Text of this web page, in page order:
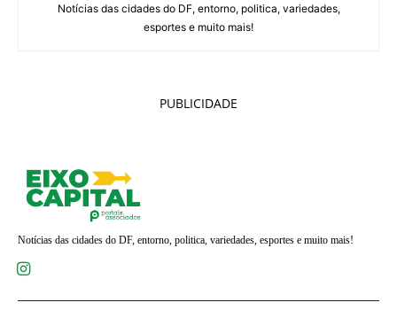
Notícias das cidades do DF, entorno, politica, variedades,
esportes e muito mais!
PUBLICIDADE
Notícias das cidades do DF, entorno, politica, variedades, esportes e muito mais!